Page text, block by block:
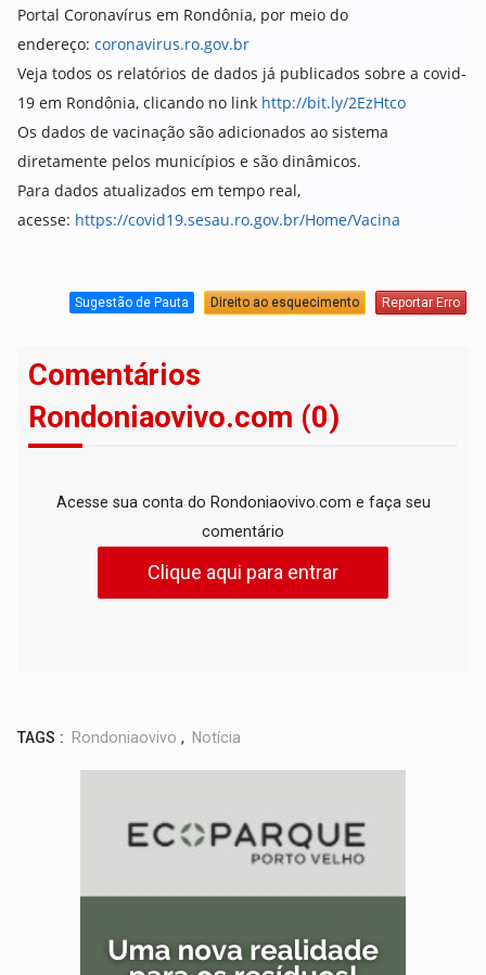
Portal Coronavírus em Rondônia, por meio do
endereço:coronavirus.ro.gov.br
Veja todos os relatórios de dados já publicados sobre a covid-
19 em Rondônia, clicando no link http://bit.ly/2EzHtco
Os dados de vacinação são adicionados ao sistema
diretamente pelos municípios e são dinâmicos.
Para dados atualizados em tempo real,
acesse: https://covid19.sesau.ro.gov.br/Home/Vacina
Sugestão de Pauta Direito ao esquecimento Reportar Erro
Comentários
Rondoniaovivo.com (0)
Acesse sua conta do Rondoniaovivo.com e faça seu
comentário
Clique aqui para entrar
TAGS : Rondoniaovivo , Notícia